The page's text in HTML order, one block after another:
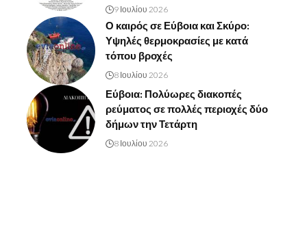
9 Ιουλίου 2026
Ο καιρός σε Εύβοια και Σκύρο:
Υψηλές θερμοκρασίες με κατά
τόπου βροχές
8 Ιουλίου 2026
Εύβοια: Πολύωρες διακοπές
ρεύματος σε πολλές περιοχές δύο
δήμων την Τετάρτη
8 Ιουλίου 2026